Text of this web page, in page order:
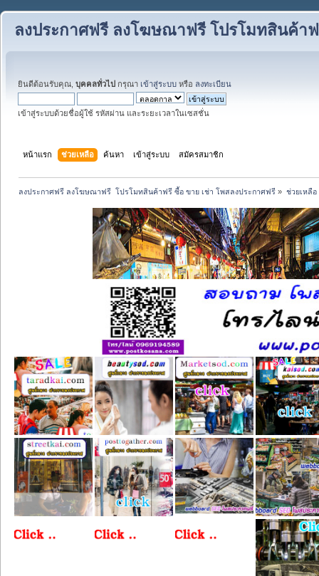
ลงประกาศฟรี ลงโฆษณาฟรี โปรโมทสินค้า
ยินดีต้อนรับคุณ, บุคคลทั่วไป กรุณา เข้าสู่ระบบ หรือ ลงทะเบียน
เข้าสู่ระบบด้วยชื่อผู้ใช้ รหัสผ่าน และระยะเวลาในเซสชั่น
หน้าแรก ช่วยเหลือ ค้นหา เข้าสู่ระบบ สมัครสมาชิก
ลงประกาศฟรี ลงโฆษณาฟรี  โปรโมทสินค้าฟรี ซื้อ ขาย เช่า โพสลงประกาศฟรี » ช่วยเหลือ